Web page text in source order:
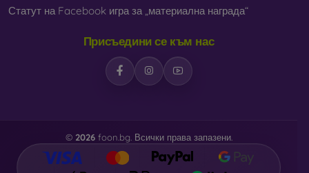
Статут на Facebook игра за „материална награда“
Присъедини се към нас
© 2026foon.bg. Всички права запазени.